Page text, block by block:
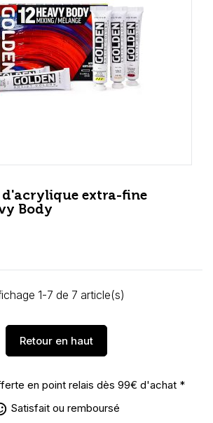
d'acrylique extra-fine
Body
1-7 de 7 article(s)
Retour en haut
en point relais dès 99€ d'achat *
Satisfait ou remboursé